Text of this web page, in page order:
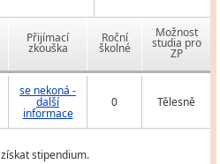
Přijímací
zkouška
Roční
školné
Možnost
studia pro
ZP
se nekoná -
další
informace
0 Tělesně
stipendium.